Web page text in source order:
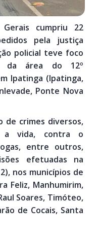
cumpriu 22
pela justiça
policial teve foco
da área do 12º
Ipatinga (Ipatinga,
Ponte Nova
de crimes diversos,
a vida, contra o
entre outros,
efetuadas na
nos municípios de
Feliz, Manhumirim,
Soares, Timóteo,
de Cocais, Santa